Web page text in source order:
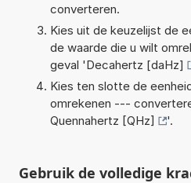
converteren.
Kies uit de keuzelijst de
de waarde die u wilt
geval 'Decahertz [daHz]
Kies ten slotte de
omrekenen ---
Quennahertz [QHz]
'.
Gebruik de volledige